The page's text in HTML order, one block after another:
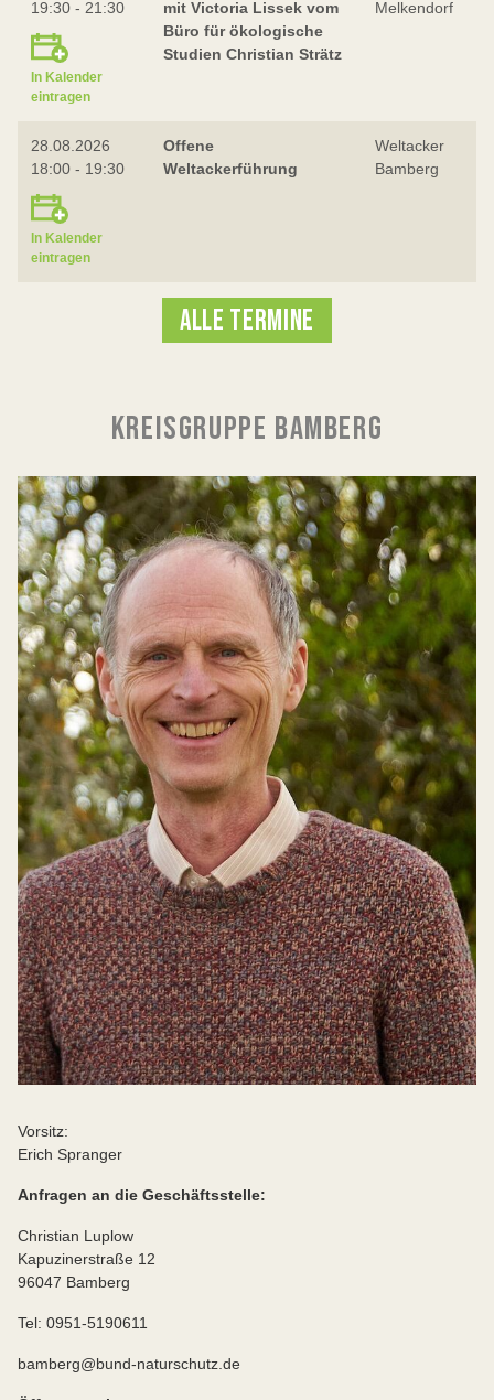
19:30 - 21:30
In Kalender
eintragen
mit Victoria Lissek vom
Büro für ökologische
Studien Christian Strätz
Melkendorf
28.08.2026
18:00 - 19:30
In Kalender
eintragen
Offene
Weltackerführung
Weltacker
Bamberg
ALLE TERMINE
KREISGRUPPE BAMBERG
Vorsitz:
Erich Spranger
Anfragen an die Geschäftsstelle:
Christian Luplow
Kapuzinerstraße 12
96047 Bamberg
Tel: 0951-5190611
bamberg@bund-naturschutz.de